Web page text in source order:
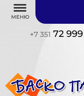
МЕНЮ
+7 351 72